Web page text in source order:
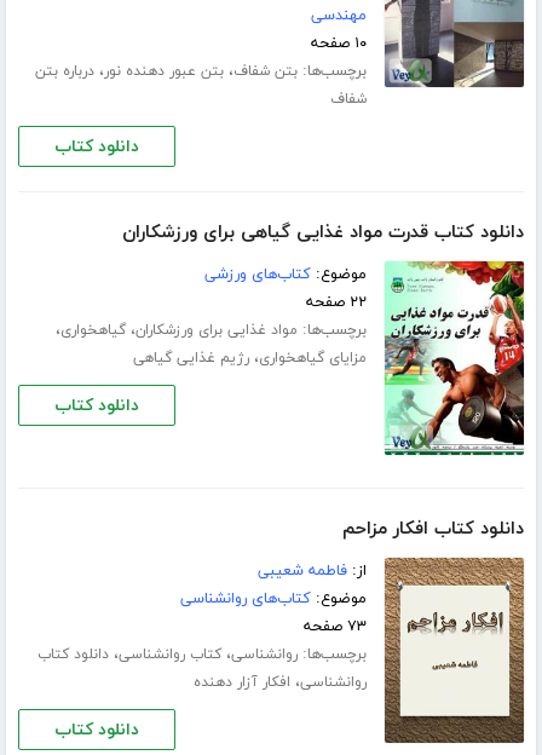
مهندسی
۱۰ صفحه
برچسب‌ها:بتن شفاف،بتن عبور دهنده نور،درباره بتن
شفاف
دانلود کتاب
دانلود کتاب قدرت مواد غذایی گیاهی برای ورزشکاران
موضوع:کتاب‌های ورزشی
۲۲ صفحه
برچسب‌ها: مواد غذایی برای ورزشکاران،گیاهخواری،
مزایای گیاهخواری،رژیم غذایی گیاهی
دانلود کتاب
دانلود کتاب افکار مزاحم
از:فاطمه شعیبی
موضوع:کتاب‌های روانشناسی
۷۳ صفحه
برچسب‌ها:روانشناسی،کتاب روانشناسی،دانلود کتاب
روانشناسی، افکار آزار دهنده
دانلود کتاب